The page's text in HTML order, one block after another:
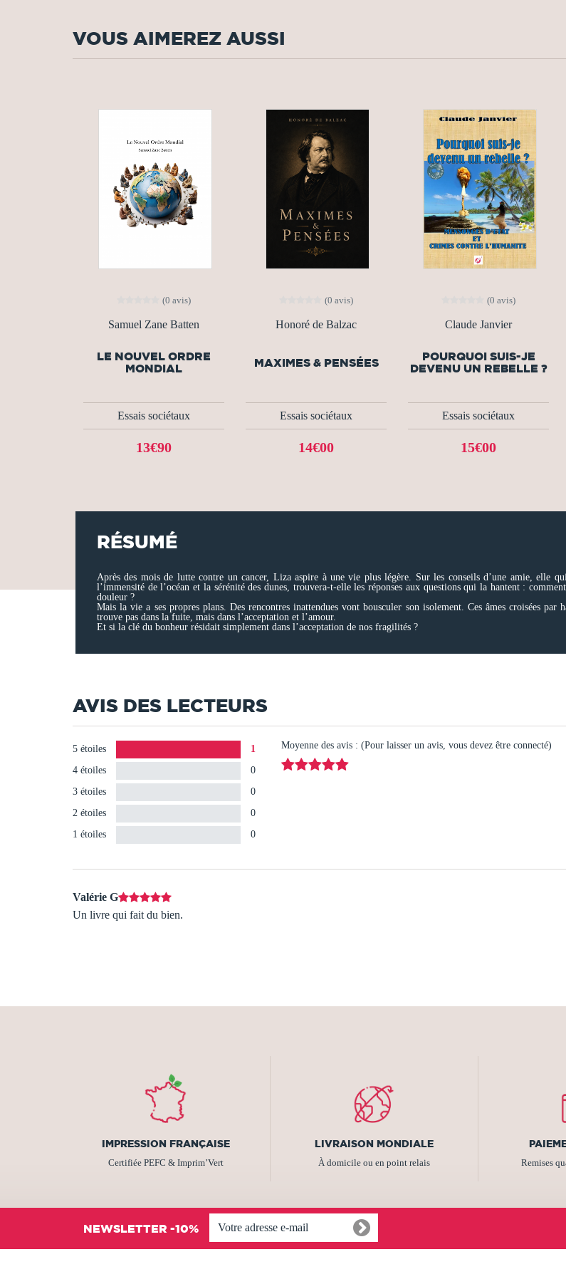
VOUS AIMEREZ AUSSI
(0 avis)
Samuel Zane Batten
LE NOUVEL ORDRE
MONDIAL
Essais sociétaux
13€90
(0 avis)
Honoré de Balzac
MAXIMES & PENSÉES
Essais sociétaux
14€00
(0 avis)
Claude Janvier
POURQUOI SUIS-JE
DEVENU UN REBELLE ?
Essais sociétaux
15€00
RÉSUMÉ
Après des mois de lutte contre un cancer, Liza aspire à une vie plus légère. Sur les conseils d’une amie, elle
l’immensité de l’océan et la sérénité des dunes, trouvera-t-elle les réponses aux questions qui la hantent :
douleur ?
Mais la vie a ses propres plans. Des rencontres inattendues vont bousculer son isolement. Ces âmes croisées
trouve pas dans la fuite, mais dans l’acceptation et l’amour.
Et si la clé du bonheur résidait simplement dans l’acceptation de nos fragilités ?
AVIS DES LECTEURS
5 étoiles
1
4 étoiles
0
3 étoiles
0
2 étoiles
0
1 étoiles
0
Moyenne des avis : (Pour laisser un avis, vous devez être connecté)
Valérie G
Un livre qui fait du bien.
IMPRESSION FRANÇAISE
Certifiée PEFC & Imprim’Vert
LIVRAISON MONDIALE
À domicile ou en point relais Remises
NEWSLETTER -10%